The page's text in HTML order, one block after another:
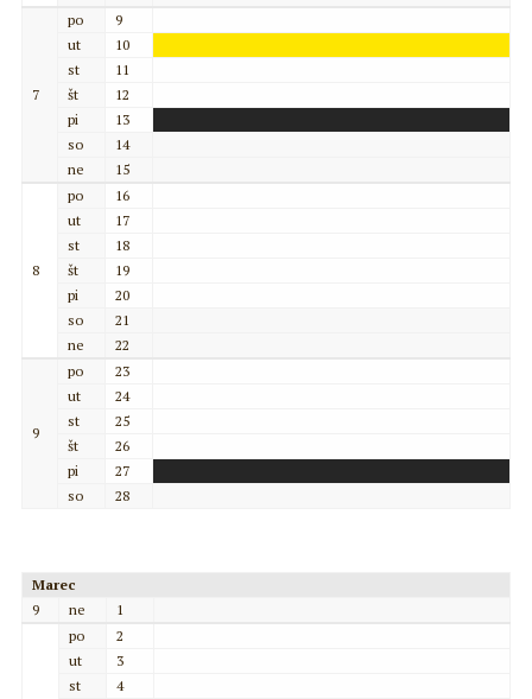
7
po
9
ut
10
st
11
št
12
pi
13
so
14
ne
15
8
po
16
ut
17
st
18
št
19
pi
20
so
21
ne
22
9
po
23
ut
24
st
25
št
26
pi
27
so
28
Marec
9
ne 1
po
2
ut
3
st
4